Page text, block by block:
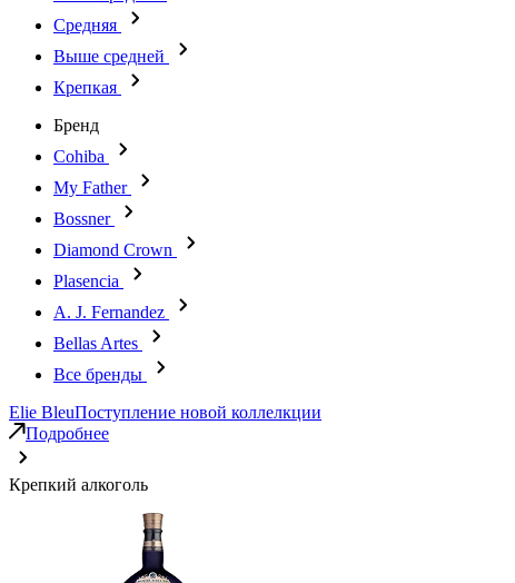
Средняя
Выше средней
Крепкая
Бренд
Cohiba
My Father
Bossner
Diamond Crown
Plasencia
A. J. Fernandez
Bellas Artes
Все бренды
Elie BleuПоступление новой коллелкции
Подробнее
Крепкий алкоголь